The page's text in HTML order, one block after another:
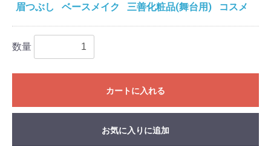
眉つぶし
ベースメイク 三善化粧品(舞台用) コスメ
数量
カートに入れる
お気に入りに追加